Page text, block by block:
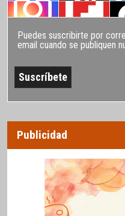
Puedes suscribirte por
email cuando se publiquen
Publicidad